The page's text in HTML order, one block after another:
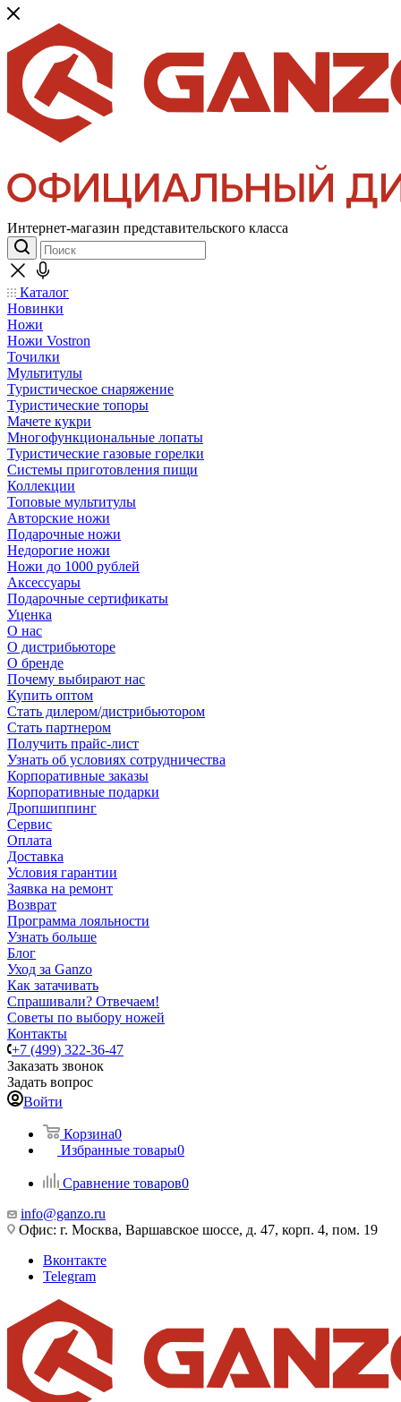
Интернет-магазин представительского класса
Каталог
Новинки
Ножи
Ножи Vostron
Точилки
Мультитулы
Туристическое снаряжение
Туристические топоры
Мачете кукри
Многофункциональные лопаты
Туристические газовые горелки
Системы приготовления пищи
Коллекции
Топовые мультитулы
Авторские ножи
Подарочные ножи
Недорогие ножи
Ножи до 1000 рублей
Аксессуары
Подарочные сертификаты
Уценка
О нас
О дистрибьюторе
О бренде
Почему выбирают нас
Купить оптом
Стать дилером/дистрибьютором
Стать партнером
Получить прайс-лист
Узнать об условиях сотрудничества
Корпоративные заказы
Корпоративные подарки
Дропшиппинг
Сервис
Оплата
Доставка
Условия гарантии
Заявка на ремонт
Возврат
Программа лояльности
Узнать больше
Блог
Уход за Ganzo
Как затачивать
Спрашивали? Отвечаем!
Советы по выбору ножей
Контакты
+7 (499) 322-36-47
Заказать звонок
Задать вопрос
Войти
Корзина0
Избранные товары0
Сравнение товаров0
info@ganzo.ru
Офис: г. Москва, Варшавское шоссе, д. 47, корп. 4, пом. 19
Вконтакте
Telegram